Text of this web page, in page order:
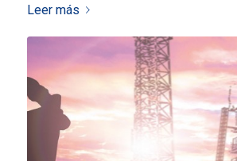
Leer más